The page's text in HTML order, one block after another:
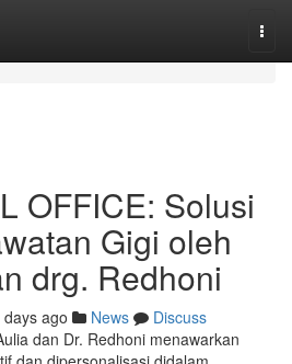
OFFICE: Solusi
Gigi oleh
drg. Redhoni
ago News
Discuss
dan Dr. Redhoni menawarkan